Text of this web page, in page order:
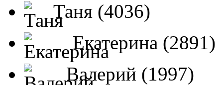
Таня (4036)
Екатерина (2891)
Валерий (1997)